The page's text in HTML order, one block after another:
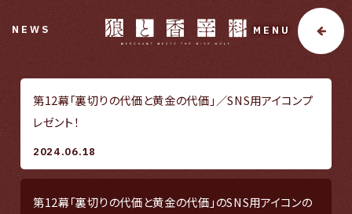
MENU
NEWS
2024.06.18
第12幕「裏切りの代価と黄金の代価」／SNS用アイコンプ
レゼント！
第12幕「裏切りの代価と黄金の代価」のSNS用アイコンの